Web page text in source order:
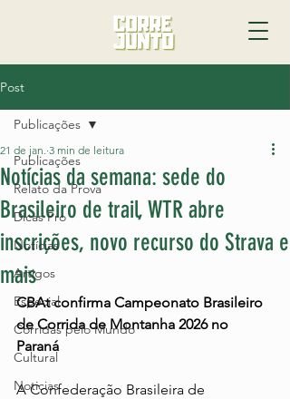
Post
Publicações
Relato da Prova
Dicas Pro
Notícias
Artigos
Especial
Corridas pelo Mundo
Cultural
Noticias
Publicações
Notícias da semana: sede do
Brasileiro de trail, WTR abre
inscrições, novo recurso do Strava e
mais
21 de jan. 3 min de leitura
CBAt confirma Campeonato Brasileiro
de Corrida de Montanha 2026 no
Paraná
A Confederação Brasileira de